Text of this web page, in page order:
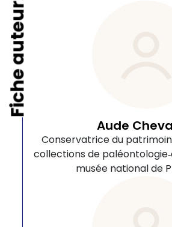
Fiche auteur
Aude
Conservatrice du
collections de
musée national de